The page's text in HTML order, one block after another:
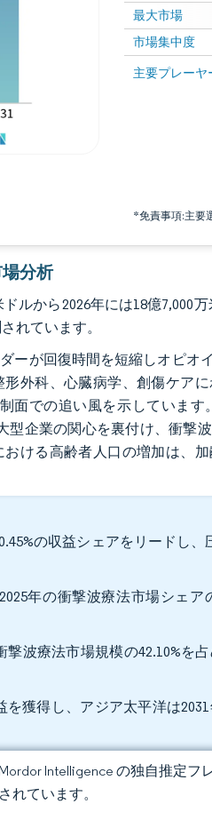
最大市場
市場集中度
主要プレーヤ
*免責事項:主要
画像 © Mordor
分析
ルから2026年には18億7,000
れています。
ーが回復時間を短縮しオピオ
外科、心臓病学、創傷ケア
での追い風を示しています
型企業の関心を裏付け、衝撃
ける高齢者人口の増加は、
の収益シェアをリードし、
年の衝撃波療法市場シェア
波療法市場規模の42.10%を
獲得し、アジア太平洋は
Intelligence の独自推定
れています。